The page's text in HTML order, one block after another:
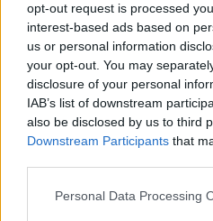
opt-out request is processed
interest-based ads based on
us or personal information
your opt-out. You may
disclosure of your personal
IAB’s list of downstream
also be disclosed by us to third
Downstream Participants that
Please note that this website/
Personal Data Processing